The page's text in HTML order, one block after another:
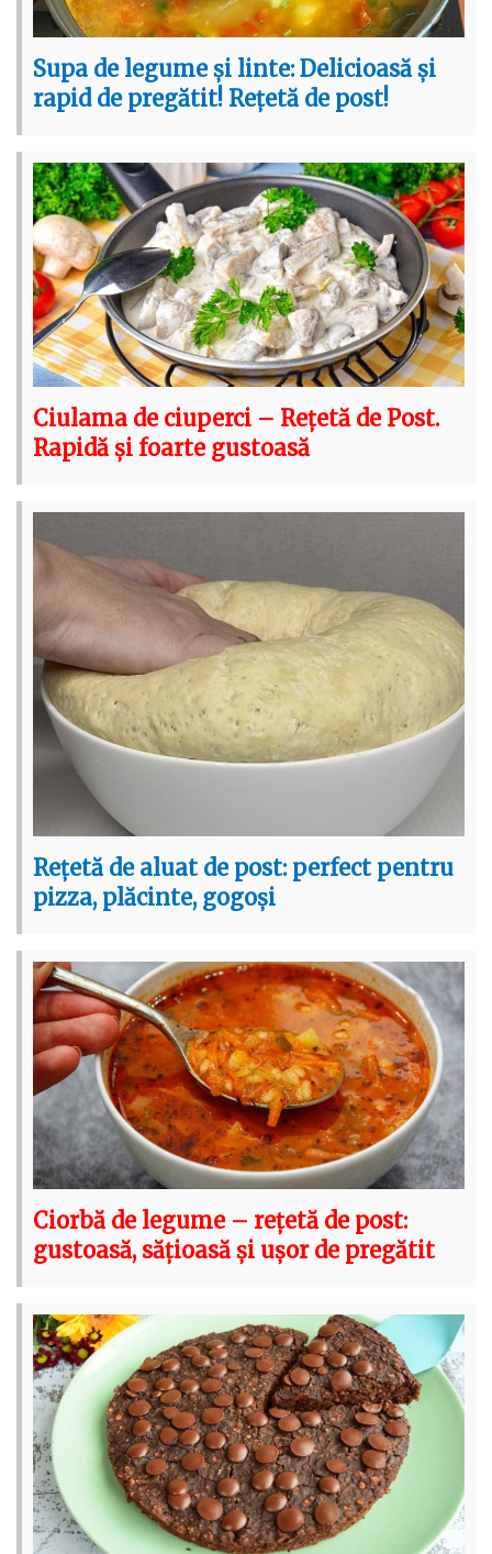
Supa de legume și linte: Delicioasă și
rapid de pregătit! Rețetă de post!
Ciulama de ciuperci – Rețetă de Post.
Rapidă și foarte gustoasă
Rețetă de aluat de post: perfect pentru
pizza, plăcinte, gogoși
Ciorbă de legume – rețetă de post:
gustoasă, sățioasă și ușor de pregătit